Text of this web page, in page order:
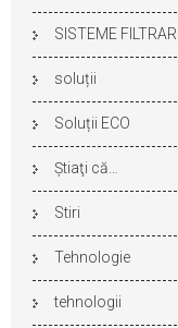
SISTEME
soluții
Soluții ECO
Ştiaţi că…
Stiri
Tehnologie
tehnologii